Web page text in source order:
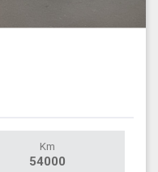
Km
54000